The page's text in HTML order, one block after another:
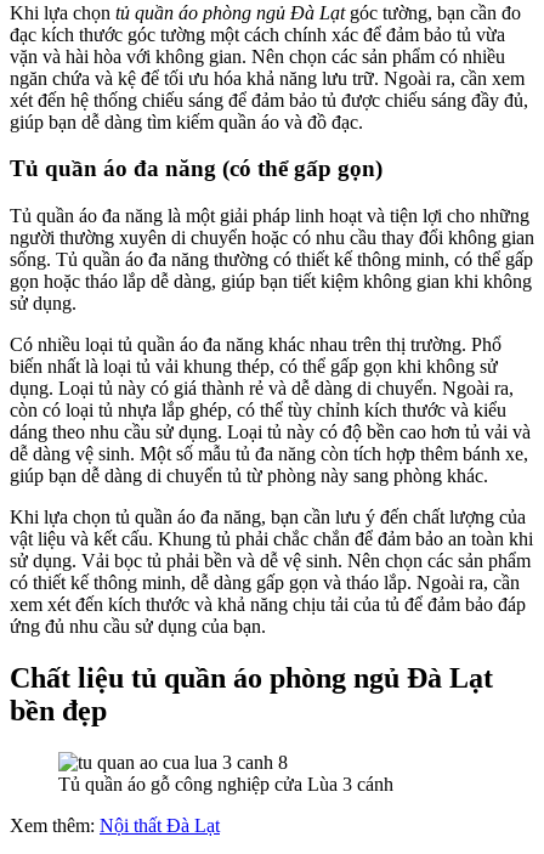
Khi lựa chọn tủ quần áo phòng ngủ Đà Lạtgóc tường, bạn cần đo
đạc kích thước góc tường một cách chính xác để đảm bảo tủ vừa
vặn và hài hòa với không gian. Nên chọn các sản phẩm có nhiều
ngăn chứa và kệ để tối ưu hóa khả năng lưu trữ. Ngoài ra, cần xem
xét đến hệ thống chiếu sáng để đảm bảo tủ được chiếu sáng đầy đủ,
giúp bạn dễ dàng tìm kiếm quần áo và đồ đạc.
Tủ quần áo đa năng (có thể gấp gọn)
Tủ quần áo đa năng là một giải pháp linh hoạt và tiện lợi cho những
người thường xuyên di chuyển hoặc có nhu cầu thay đổi không gian
sống. Tủ quần áo đa năng thường có thiết kế thông minh, có thể gấp
gọn hoặc tháo lắp dễ dàng, giúp bạn tiết kiệm không gian khi không
sử dụng.
Có nhiều loại tủ quần áo đa năng khác nhau trên thị trường. Phổ
biến nhất là loại tủ vải khung thép, có thể gấp gọn khi không sử
dụng. Loại tủ này có giá thành rẻ và dễ dàng di chuyển. Ngoài ra,
còn có loại tủ nhựa lắp ghép, có thể tùy chỉnh kích thước và kiểu
dáng theo nhu cầu sử dụng. Loại tủ này có độ bền cao hơn tủ vải và
dễ dàng vệ sinh. Một số mẫu tủ đa năng còn tích hợp thêm bánh xe,
giúp bạn dễ dàng di chuyển tủ từ phòng này sang phòng khác.
Khi lựa chọn tủ quần áo đa năng, bạn cần lưu ý đến chất lượng của
vật liệu và kết cấu. Khung tủ phải chắc chắn để đảm bảo an toàn khi
sử dụng. Vải bọc tủ phải bền và dễ vệ sinh. Nên chọn các sản phẩm
có thiết kế thông minh, dễ dàng gấp gọn và tháo lắp. Ngoài ra, cần
xem xét đến kích thước và khả năng chịu tải của tủ để đảm bảo đáp
ứng đủ nhu cầu sử dụng của bạn.
Chất liệu tủ quần áo phòng ngủ Đà Lạt
bền đẹp
Tủ quần áo gỗ công nghiệp cửa Lùa 3 cánh
Xem thêm: Nội thất Đà Lạt